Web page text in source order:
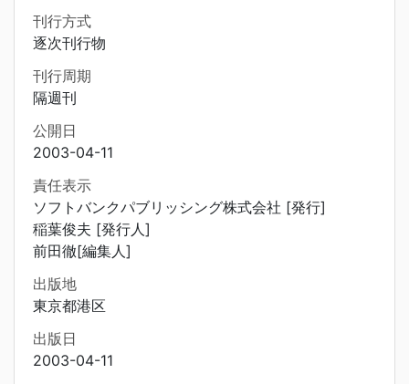
刊行方式
逐次刊行物
刊行周期
隔週刊
公開日
2003-04-11
責任表示
ソフトバンクパブリッシング株式会社 [発行]
稲葉俊夫 [発行人]
前田徹[編集人]
出版地
東京都港区
出版日
2003-04-11